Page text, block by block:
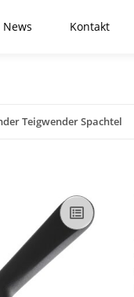
News Kontakt
Teigwender Spachtel